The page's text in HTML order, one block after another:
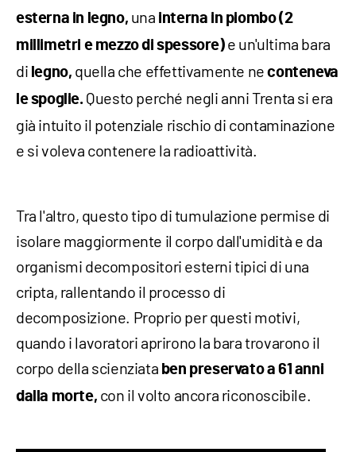
esterna in legno, una interna in piombo (2
millimetri e mezzo di spessore)e un'ultima bara
di legno, quella che effettivamente ne conteneva
le spoglie. Questo perché negli anni Trenta si era
già intuito il potenziale rischio di contaminazione
e si voleva contenere la radioattività.
Tra l'altro, questo tipo di tumulazione permise di
isolare maggiormente il corpo dall'umidità e da
organismi decompositori esterni tipici di una
cripta, rallentando il processo di
decomposizione. Proprio per questi motivi,
quando i lavoratori aprirono la bara trovarono il
corpo della scienziata ben preservato a 61 anni
dalla morte, con il volto ancora riconoscibile.